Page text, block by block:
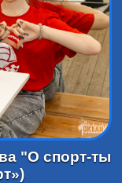
"О спорт-ты